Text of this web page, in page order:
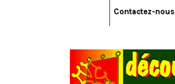
Contactez-nous